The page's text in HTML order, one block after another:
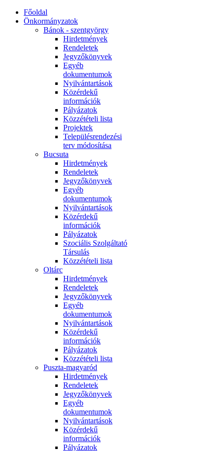
Főoldal
Önkormányzatok
Bánok - szentgyörgy
Hirdetmények
Rendeletek
Jegyzőkönyvek
Egyéb
dokumentumok
Nyilvántartások
Közérdekű
információk
Pályázatok
Közzétételi lista
Projektek
Településrendezési
terv módosítása
Bucsuta
Hirdetmények
Rendeletek
Jegyzőkönyvek
Egyéb
dokumentumok
Nyilvántartások
Közérdekű
információk
Pályázatok
Szociális Szolgáltató
Társulás
Közzétételi lista
Oltárc
Hirdetmények
Rendeletek
Jegyzőkönyvek
Egyéb
dokumentumok
Nyilvántartások
Közérdekű
információk
Pályázatok
Közzétételi lista
Puszta-magyaród
Hirdetmények
Rendeletek
Jegyzőkönyvek
Egyéb
dokumentumok
Nyilvántartások
Közérdekű
információk
Pályázatok